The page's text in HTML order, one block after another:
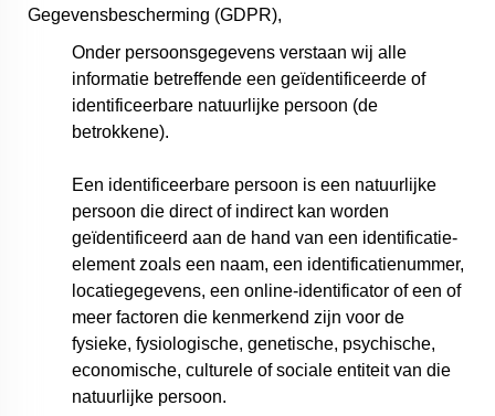
Gegevensbescherming (GDPR),
Onder persoonsgegevens verstaan wij alle
informatie betreffende een geïdentificeerde of
identificeerbare natuurlijke persoon (de
betrokkene).
Een identificeerbare persoon is een natuurlijke
persoon die direct of indirect kan worden
geïdentificeerd aan de hand van een identificatie-
element zoals een naam, een identificatienummer,
locatiegegevens, een online-identificator of een of
meer factoren die kenmerkend zijn voor de
fysieke, fysiologische, genetische, psychische,
economische, culturele of sociale entiteit van die
natuurlijke persoon.